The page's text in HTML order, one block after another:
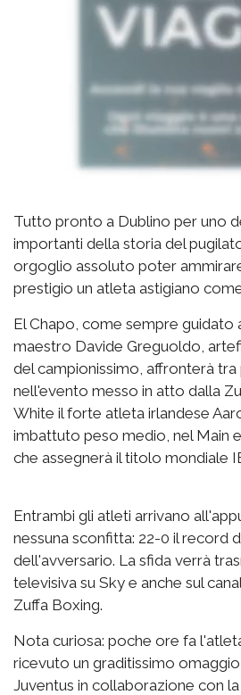
Tutto pronto a Dublino per uno
importanti della storia del
orgoglio assoluto poter
prestigio un atleta astigiano
El Chapo, come sempre guidato
maestro Davide Greguoldo,
del campionissimo, affronterà
nell'evento messo in atto dalla
White il forte atleta irlandese
imbattuto peso medio, nel Main
che assegnerà il titolo mondiale
Entrambi gli atleti arrivano
nessuna sconfitta: 22-0 il record
dell'avversario. La sfida verrà
televisiva su Sky e anche sul
Zuffa Boxing.
Nota curiosa: poche ore fa
ricevuto un graditissimo
Juventus in collaborazione con